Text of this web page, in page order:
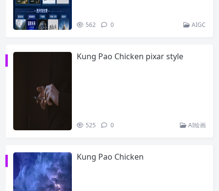
562 0 AIGC
Kung Pao Chicken pixar style
525 0 AI绘画
Kung Pao Chicken